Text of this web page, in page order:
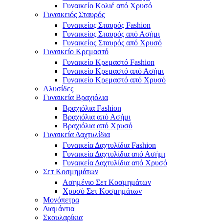
Γυναικείο Κολιέ από Χρυσό
Γυναικειός Σταυρός
Γυναικείος Σταυρός Fashion
Γυναικείος Σταυρός από Ασήμι
Γυναικείος Σταυρός από Χρυσό
Γυναικείο Κρεμαστό
Γυναικείο Κρεμαστό Fashion
Γυναικείο Κρεμαστό από Ασήμι
Γυναικείο Κρεμαστό από Χρυσό
Αλυσίδες
Γυναικεία Βραχιόλια
Βραχιόλια Fashion
Βραχιόλια από Ασήμι
Βραχιόλια από Χρυσό
Γυναικεία Δαχτυλίδια
Γυναικεία Δαχτυλίδια Fashion
Γυναικεία Δαχτυλίδια από Ασήμι
Γυναικεία Δαχτυλίδια από Χρυσό
Σετ Κοσμημάτων
Ασημένιο Σετ Κοσμημάτων
Χρυσό Σετ Κοσμημάτων
Μονόπετρα
Διαμάντια
Σκουλαρίκια